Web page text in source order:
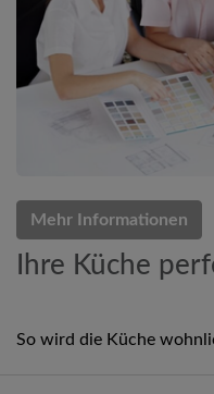
Mehr Informationen
Ihre Küche
So wird die Küche